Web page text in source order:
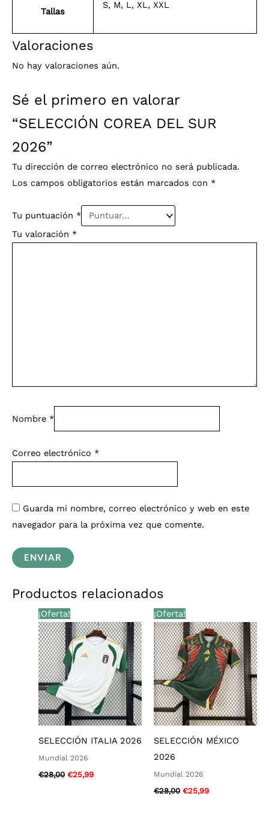
Tallas
S, M, L, XL, XXL
Valoraciones
No hay valoraciones aún.
Sé el primero en valorar
“SELECCIÓN COREA DEL SUR
2026”
Tu dirección de correo electrónico no será publicada.
Los campos obligatorios están marcados con *
Tu puntuación *
Tu valoración *
Nombre *
Correo electrónico *
Guarda mi nombre, correo electrónico y web en este
navegador para la próxima vez que comente.
Productos relacionados
¡Oferta!
SELECCIÓN ITALIA 2026
Mundial 2026
€28,00
El
precio
original
era:
€28,00.
€25,99
precio
actual
es:
€25,99.
¡Oferta!
SELECCIÓN MÉXICO
2026
Mundial 2026
€28,00
El
precio
original
era:
€28,00.
€25,99
precio
actual
es:
€25,99.